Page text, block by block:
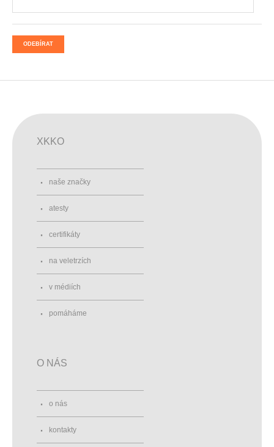
ODEBÍRAT
XKKO
naše značky
atesty
certifikáty
na veletrzích
v médiích
pomáháme
O NÁS
o nás
kontakty